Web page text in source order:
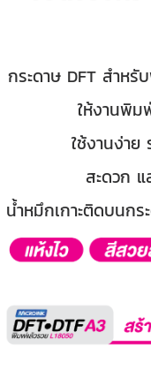
กระดาษ DFT สำห
ให้งานพิม
ใช้งานง่า
สะดวก
น้ำหมึกเกาะติดบนกร